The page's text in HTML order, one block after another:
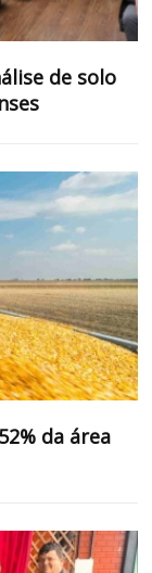
de solo
da área